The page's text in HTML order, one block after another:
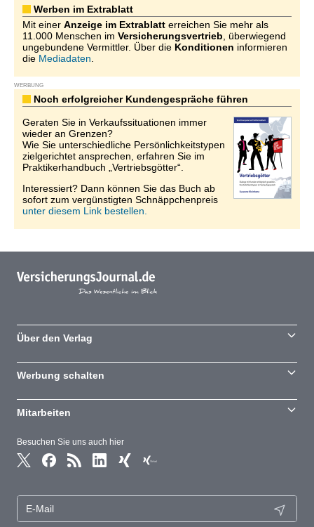
Werben im Extrablatt
Mit einer Anzeige im Extrablatt erreichen Sie mehr als
11.000 Menschen im Versicherungsvertrieb , überwiegend
ungebundene Vermittler. Über die Konditionen informieren
die Mediadaten
WERBUNG
Noch erfolgreicher Kundengespräche führen
Geraten Sie in Verkaufssituationen immer
wieder an Grenzen?
Wie Sie unterschiedliche Persönlichkeitstypen
zielgerichtet ansprechen, erfahren Sie im
Praktikerhandbuch „Vertriebsgötter“.
Interessiert? Dann können Sie das Buch ab
sofort zum vergünstigten Schnäppchenpreis
unter diesem Link bestellen.
Besuchen Sie uns auch hier
Über den Verlag
Werbung schalten
Mitarbeiten